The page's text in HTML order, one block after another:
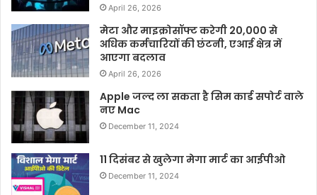
April 26, 2026
मेटा और माइक्रोसॉफ्ट करेगी 20,000 से
अधिक कर्मचारियों की छंटनी, एआई क्षेत्र में
आएगा बदलाव
April 26, 2026
Apple जल्द ला सकता है सिम कार्ड सपोर्ट वाले
नए Mac
December 11, 2024
11 दिसंबर से खुलेगा मेगा मार्ट का आईपीओ
December 11, 2024